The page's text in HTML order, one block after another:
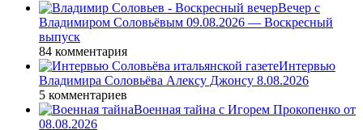
Вечер с
Владимиром Соловьёвым 09.08.2026 — Воскресный
выпуск
84 комментария
Интервью
Владимира Соловьёва Алексу Джонсу 8.08.2026
5 комментариев
Военная тайна с Игорем Прокопенко от
08.08.2026